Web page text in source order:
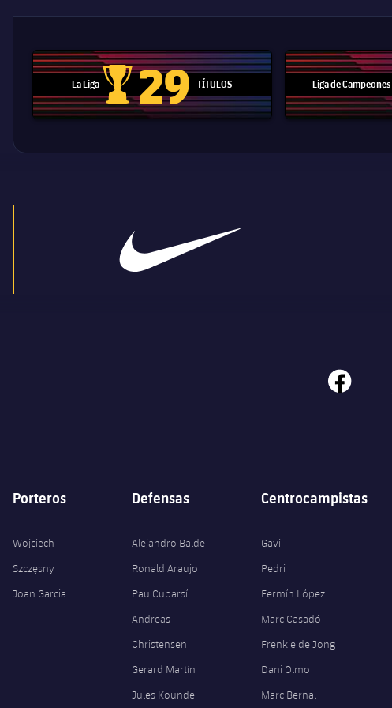
La Liga
Trofeo de La Liga
29 TÍTULOS Liga de Campeones
facebook
Porteros
Wojciech
Szczęsny
Joan Garcia
Defensas
Alejandro Balde
Ronald Araujo
Pau Cubarsí
Andreas
Christensen
Gerard Martín
Jules Kounde
Centrocampistas
Gavi
Pedri
Fermín López
Marc Casadó
Frenkie de Jong
Dani Olmo
Marc Bernal